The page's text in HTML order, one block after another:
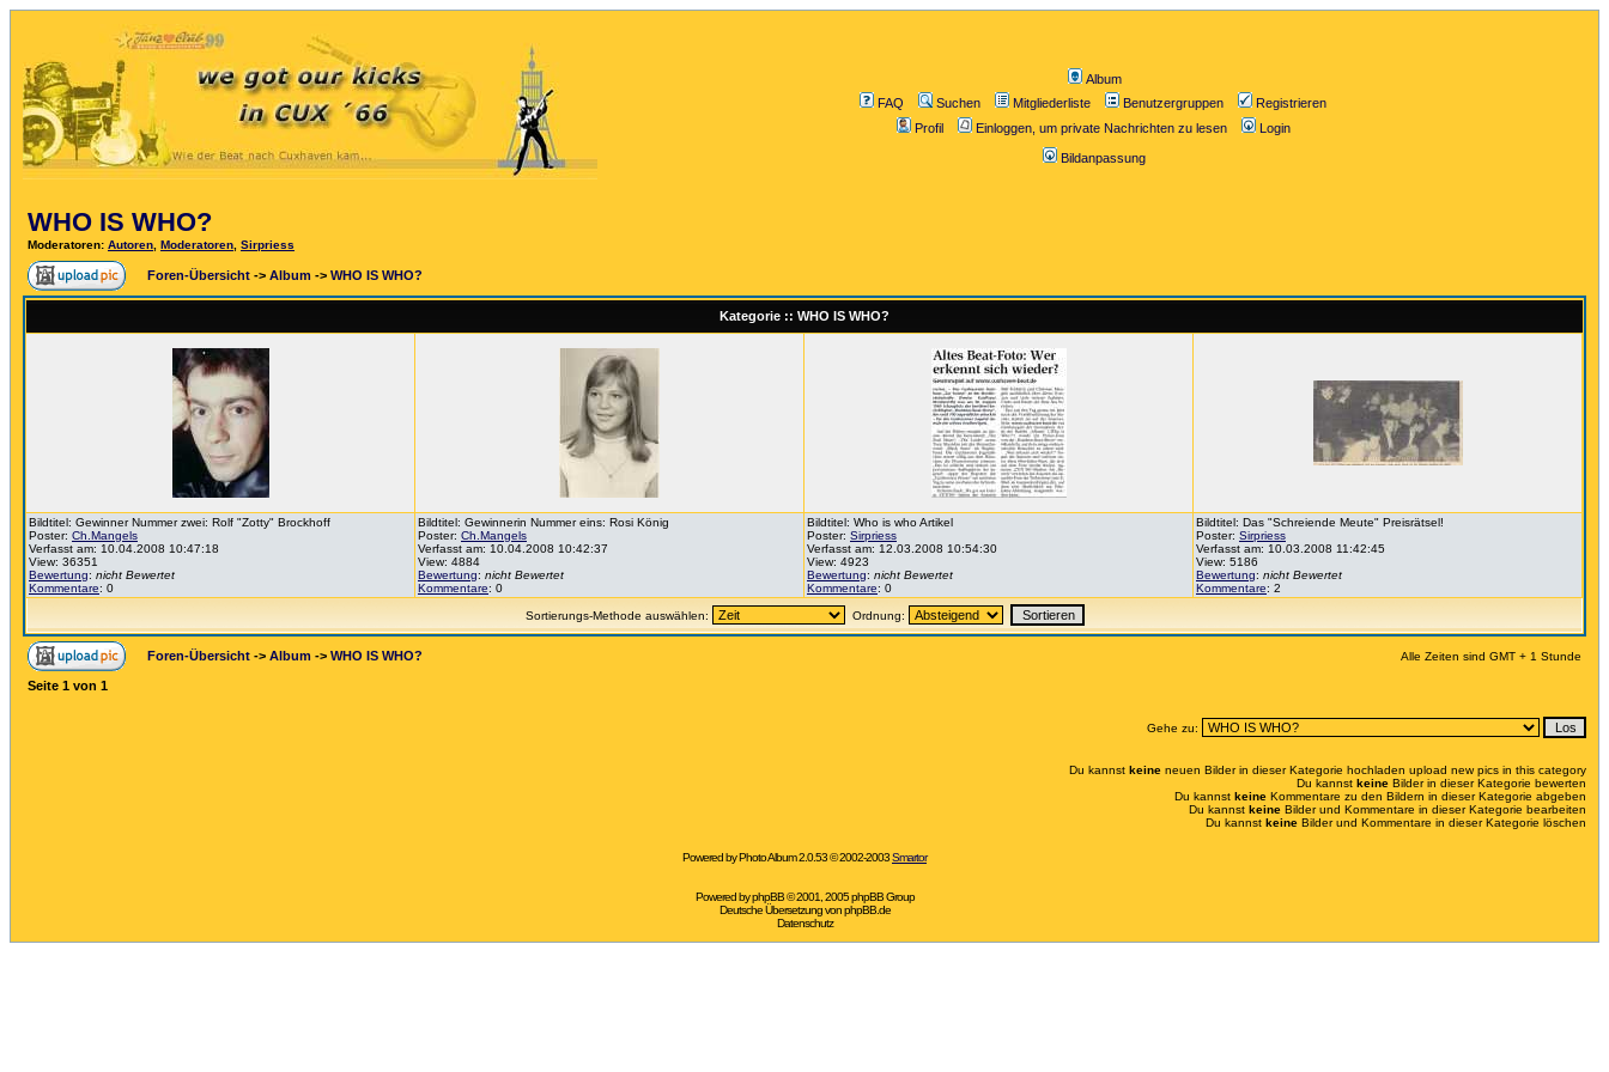
Album
FAQ
Suchen Mitgliederliste Benutzergruppen
Registrieren
Profil
Einloggen, um private Nachrichten zu lesen Login
Bildanpassung
WHO IS WHO?
Moderatoren: Autoren Moderatoren Sirpriess
Foren-Übersicht -> Album -> WHO IS WHO?
Kategorie :: WHO IS WHO?
Bildtitel: Gewinner Nummer zwei: Rolf "Zotty" Brockhoff
Poster: Ch.Mangels
Verfasst am: 10.04.2008 10:47:18
View: 36351
Bewertung: nicht Bewertet
Kommentare: 0
Bildtitel: Gewinnerin Nummer eins: Rosi König
Poster: Ch.Mangels
Verfasst am: 10.04.2008 10:42:37
View: 4884
Bewertung: nicht Bewertet
Kommentare: 0
Bildtitel: Who is who Artikel
Poster: Sirpriess
Verfasst am: 12.03.2008 10:54:30
View: 4923
Bewertung: nicht Bewertet
Kommentare: 0
Bildtitel: Das "Schreiende Meute" Preisrätsel!
Poster: Sirpriess
Verfasst am: 10.03.2008 11:42:45
View: 5186
Bewertung: nicht Bewertet
Kommentare: 2
Sortierungs-Methode auswählen: Ordnung:
Foren-Übersicht -> Album -> WHO IS WHO? Alle Zeiten sind GMT + 1 Stunde
Seite 1 von 1
Gehe zu:
Du kannst keine neuen Bilder in dieser Kategorie hochladen upload new pics in this category
Du kannst keine Bilder in dieser Kategorie bewerten
Du kannst keine Kommentare zu den Bildern in dieser Kategorie abgeben
Du kannst keine Bilder und Kommentare in dieser Kategorie bearbeiten
Du kannst keine Bilder und Kommentare in dieser Kategorie löschen
Powered by Photo Album 2.0.53 © 2002-2003Smartor
Powered byphpBB© 2001, 2005 phpBB Group
Deutsche Übersetzung vonphpBB.de
Datenschutz